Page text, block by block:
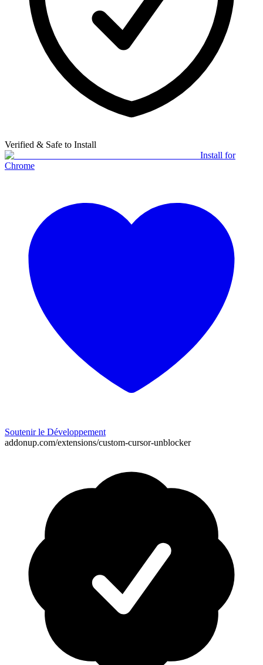
Verified & Safe to Install
Install for
Chrome
Soutenir le Développement
addonup.com/extensions/custom-cursor-unblocker